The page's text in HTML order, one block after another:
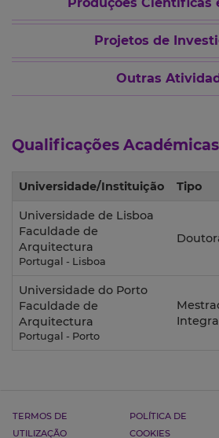
Projetos de
Outras
Qualificações Académicas
Universidade/Instituição Tipo
Universidade de Lisboa
Faculdade de
Arquitectura
Portugal - Lisboa
Universidade do Porto
Faculdade de
Arquitectura
Portugal - Porto
TERMOS DE
UTILIZAÇÃO
POLÍTICA DE
COOKIES